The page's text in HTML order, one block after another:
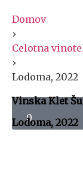
0
Domov
›
Celotna
›
Lodoma, 2022
Vinska Klet
Lodoma, 2022